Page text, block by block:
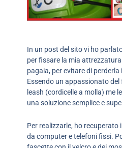
In un post del sito vi ho
per fissare la mia
pagaia, per evitare di
Essendo un appassionato del
leash (cordicelle a molla) me
una soluzione semplice e
Per realizzarle, ho recuperato
da computer e telefoni fissi.